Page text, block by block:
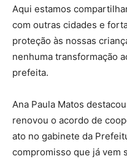
Aqui estamos
com outras cidades e
proteção às nossas
nenhuma transformação
prefeita.
Ana Paula Matos
renovou o acordo de
ato no gabinete da
compromisso que já vem